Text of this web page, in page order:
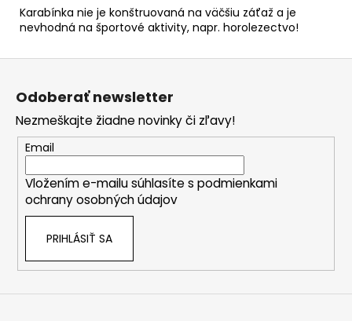
Karabínka nie je konštruovaná na väčšiu záťaž a je
nevhodná na športové aktivity, napr. horolezectvo!
Z
Odoberať newsletter
Nezmeškajte žiadne novinky či zľavy!
Email
Vložením e-mailu súhlasíte s podmienkami
ochrany osobných údajov
PRIHLÁSIŤ SA